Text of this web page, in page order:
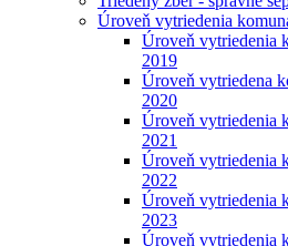
Úroveň vytriedenia
Úroveň vytriedenia
2019
Úroveň vytriedena
2020
Úroveň vytriedenia
2021
Úroveň vytriedenia
2022
Úroveň vytriedenia
2023
Úroveň vytriedenia